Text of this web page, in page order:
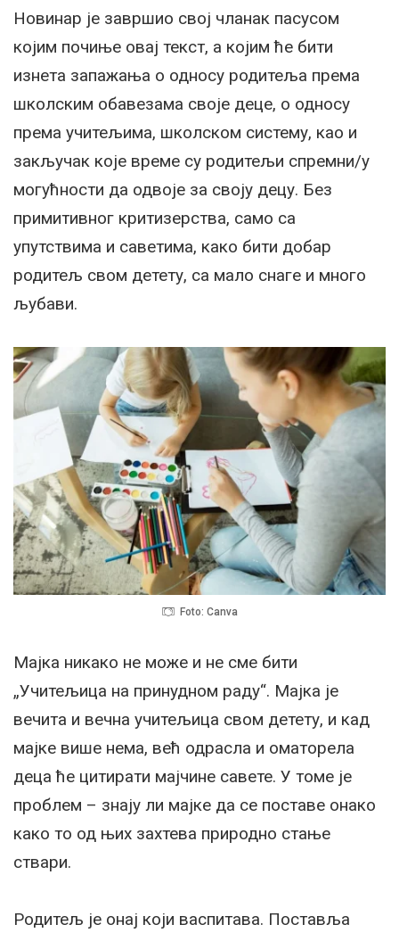
Новинар је завршио свој чланак пасусом
којим почиње овај текст, а којим ће бити
изнета запажања о односу родитеља према
школским обавезама своје деце, о односу
према учитељима, школском систему, као и
закључак које време су родитељи спремни/у
могућности да одвоје за своју децу. Без
примитивног критизерства, само са
упутствима и саветима, како бити добар
родитељ свом детету, са мало снаге и много
љубави.
Foto: Canva
Мајка никако не може и не сме бити
„Учитељица на принудном раду“. Мајка је
вечита и вечна учитељица свом детету, и кад
мајке више нема, већ одрасла и оматорела
деца ће цитирати мајчине савете. У томе је
проблем – знају ли мајке да се поставе онако
како то од њих захтева природно стање
ствари.
Родитељ је онај који васпитава. Поставља